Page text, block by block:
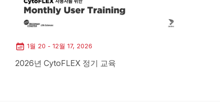
1월 20 - 12월 17, 2026
2026년 CytoFLEX 정기 교육